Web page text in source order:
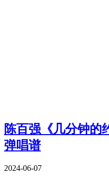
陈百强《几分钟的
弹唱谱
2024-06-07